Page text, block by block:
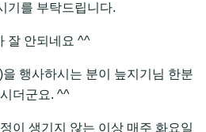
기를 부탁드립니다.
잘 안되네요 ^^
행사하시는 분이 늪지기님 한분
더군요. ^^
이 생기지 않는 이상 매주 화요일